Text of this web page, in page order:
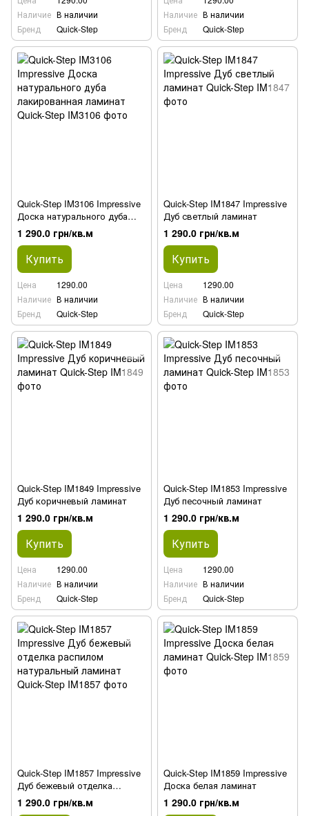
Наличие В наличии
Бренд
Quick-Step
Наличие В наличии
Бренд
Quick-Step
Quick-Step IM3106 Impressive
Доска натурального дуба
лакированная ламинат
1 290.0 грн/кв.м
Купить
Цена
1290.00
Наличие В наличии
Бренд
Quick-Step
Quick-Step IM1847 Impressive
Дуб светлый ламинат
1 290.0 грн/кв.м
Купить
Цена
1290.00
Наличие В наличии
Бренд
Quick-Step
Quick-Step IM1849 Impressive
Дуб коричневый ламинат
1 290.0 грн/кв.м
Купить
Цена
1290.00
Наличие В наличии
Бренд
Quick-Step
Quick-Step IM1853 Impressive
Дуб песочный ламинат
1 290.0 грн/кв.м
Купить
Цена
1290.00
Наличие В наличии
Бренд
Quick-Step
Quick-Step IM1857 Impressive
Дуб бежевый отделка
распилом натуральный
ламинат
1 290.0 грн/кв.м
Quick-Step IM1859 Impressive
Доска белая ламинат
1 290.0 грн/кв.м